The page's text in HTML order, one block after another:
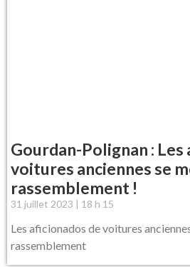
Gourdan-Polignan : Les
voitures anciennes se
rassemblement !
31 juillet 2023 18 h 15
Les aficionados de voitures
rassemblement